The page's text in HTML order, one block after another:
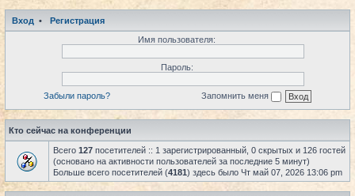
Вход •
Регистрация
Имя пользователя:
Пароль:
Забыли пароль? Запомнить меня
Кто сейчас на конференции
Всего 127 посетителей :: 1 зарегистрированный, 0 скрытых и 126 гостей
(основано на активности пользователей за последние 5 минут)
Больше всего посетителей (4181) здесь было Чт май 07, 2026 13:06 pm